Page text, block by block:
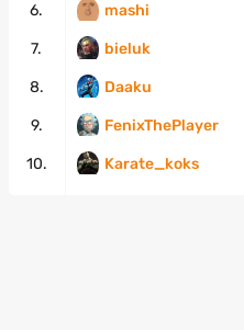
6. mashi
7. bieluk
8. Daaku
9. FenixThePlayer
10. Karate_koks